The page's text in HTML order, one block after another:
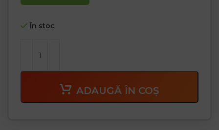
În stoc
ADAUGĂ ÎN COȘ